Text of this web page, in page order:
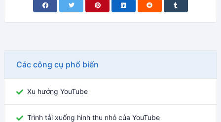
Các công cụ phổ biến
Xu hướng YouTube
Trình tải xuống hình thu nhỏ của YouTube